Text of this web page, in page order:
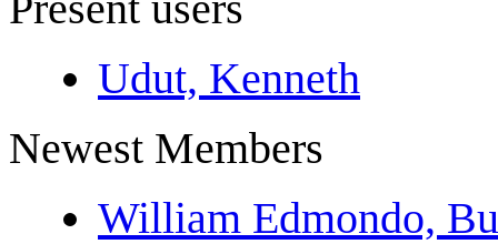
Udut, Kenneth
Newest Members
William Edmondo,